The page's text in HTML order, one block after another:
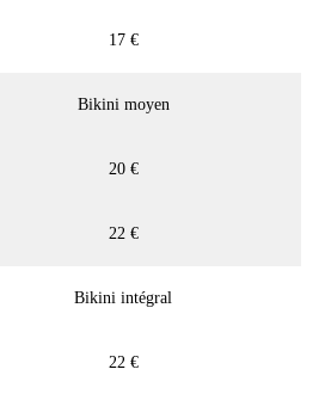
17 €
Bikini moyen
20 €
22 €
Bikini intégral
22 €